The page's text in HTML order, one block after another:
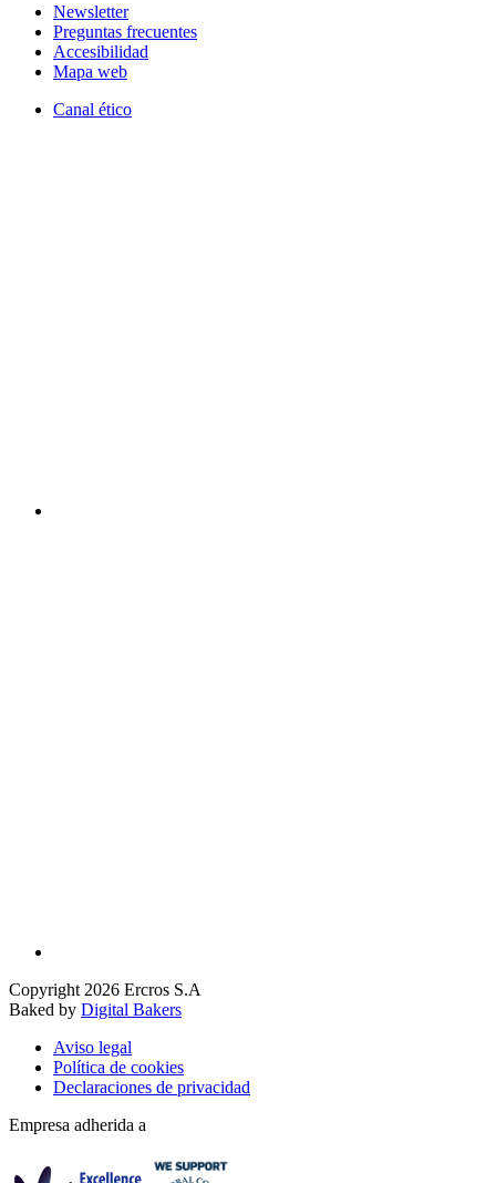
Newsletter
Preguntas frecuentes
Accesibilidad
Mapa web
Canal ético
Copyright 2026 Ercros S.A
Baked by Digital Bakers
Aviso legal
Política de cookies
Declaraciones de privacidad
Empresa adherida a